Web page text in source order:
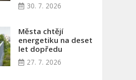
30. 7. 2026
Města chtějí
energetiku na deset
let dopředu
27. 7. 2026